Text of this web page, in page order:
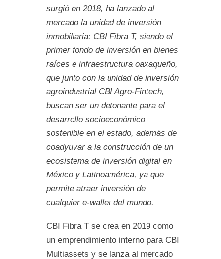
surgió en 2018, ha lanzado al
mercado la unidad de inversión
inmobiliaria: CBI Fibra T, siendo el
primer fondo de inversión en bienes
raíces e infraestructura oaxaqueño,
que junto con la unidad de inversión
agroindustrial CBI Agro-Fintech,
buscan ser un detonante para el
desarrollo socioeconómico
sostenible en el estado, además de
coadyuvar a la construcción de un
ecosistema de inversión digital en
México y Latinoamérica, ya que
permite atraer inversión de
cualquier e-wallet del mundo.
CBI Fibra T se crea en 2019 como
un emprendimiento interno para CBI
Multiassets y se lanza al mercado